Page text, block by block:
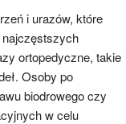
i urazów, które
ortopedyczne, takie
Osoby po
biodrowego czy
w celu